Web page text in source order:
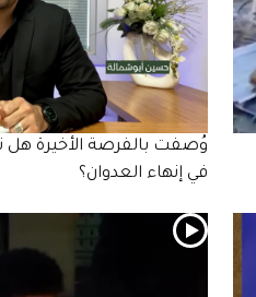
وُصفت بالفرصة الأخيرة هل
في إنهاء العدوان؟